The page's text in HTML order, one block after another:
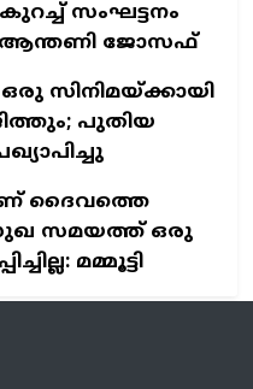
സംഘട്ടനം
ആന്തണി ജോസഫ്
സിനിമയ്ക്കായി
പുതിയ
ദൈവത്തെ
സമയത്ത് ഒരു
മമ്മൂട്ടി